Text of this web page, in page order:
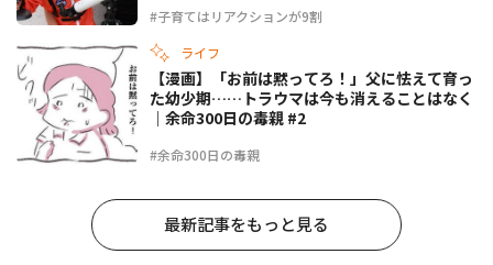
#子育てはリアクションが9割
ライフ
#余命300日の毒親
【漫画】「お前は黙ってろ！」父に怯えて育っ
た幼少期……トラウマは今も消えることはなく
｜余命300日の毒親 #2
最新記事をもっと見る